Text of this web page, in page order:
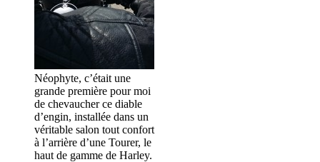
Néophyte, c’était une
grande première pour moi
de chevaucher ce diable
d’engin, installée dans un
véritable salon tout confort
à l’arrière d’une Tourer, le
haut de gamme de Harley.